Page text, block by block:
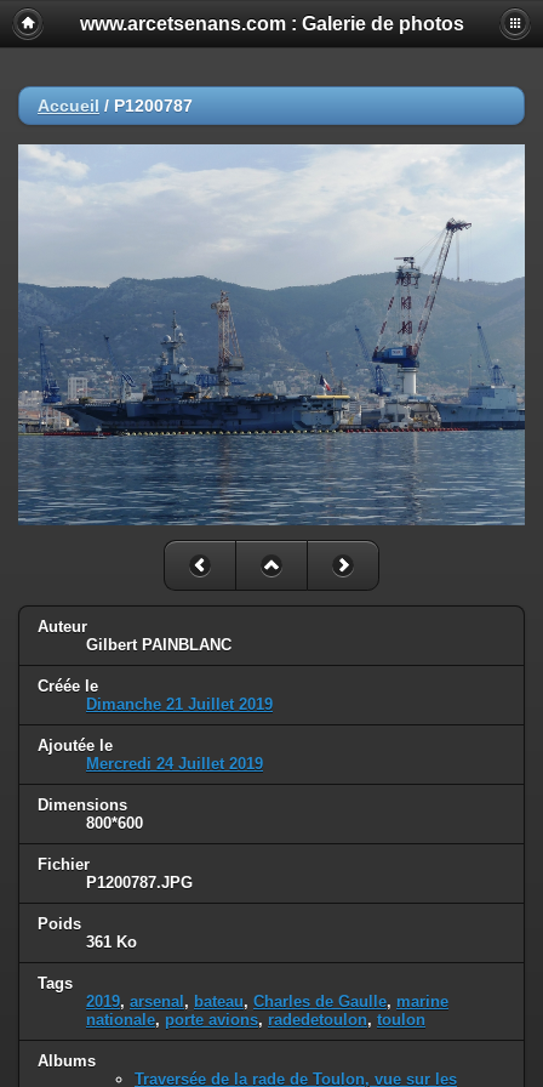
www.arcetsenans.com : Galerie de photos
Accueil / P1200787
Auteur
Gilbert PAINBLANC
Créée le
Dimanche 21 Juillet 2019
Ajoutée le
Mercredi 24 Juillet 2019
Dimensions
800*600
Fichier
P1200787.JPG
Poids
361 Ko
Tags
2019, arsenal , bateau, Charles de Gaulle, marine
nationale, porte avions, radedetoulon, toulon
Albums
Traversée de la rade de Toulon, vue sur les